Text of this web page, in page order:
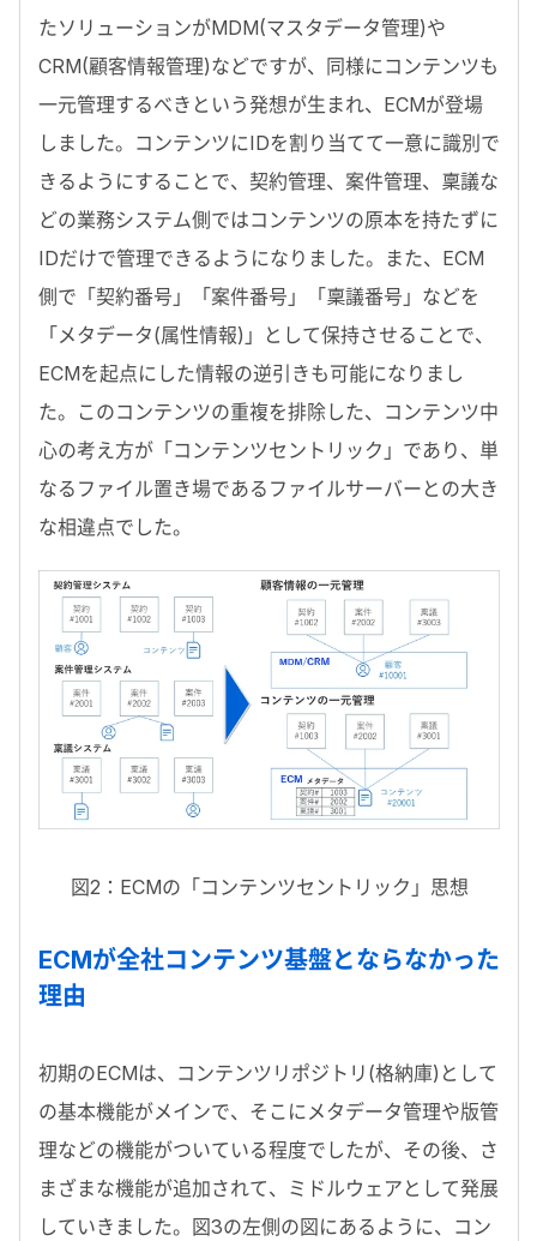
たソリューションがMDM(マスタデータ管理)や
CRM(顧客情報管理)などですが、同様にコンテンツも
一元管理するべきという発想が生まれ、ECMが登場
しました。コンテンツにIDを割り当てて一意に識別で
きるようにすることで、契約管理、案件管理、稟議な
どの業務システム側ではコンテンツの原本を持たずに
IDだけで管理できるようになりました。また、ECM
側で「契約番号」「案件番号」「稟議番号」などを
「メタデータ(属性情報)」として保持させることで、
ECMを起点にした情報の逆引きも可能になりまし
た。このコンテンツの重複を排除した、コンテンツ中
心の考え方が「コンテンツセントリック」であり、単
なるファイル置き場であるファイルサーバーとの大き
な相違点でした。
図2：ECMの「コンテンツセントリック」思想
ECMが全社コンテンツ基盤とならなかった
理由
初期のECMは、コンテンツリポジトリ(格納庫)として
の基本機能がメインで、そこにメタデータ管理や版管
理などの機能がついている程度でしたが、その後、さ
まざまな機能が追加されて、ミドルウェアとして発展
していきました。図3の左側の図にあるように、コン